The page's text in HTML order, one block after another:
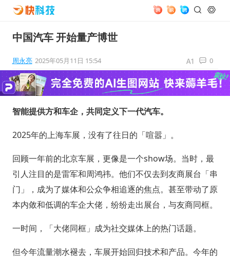
中国汽车 开始量产博世
周永亮 2025年05月11日 15:54 0
智能提供方和车企，共同定义下一代汽车。
2025年的上海车展，没有了往日的「喧嚣」。
回顾一年前的北京车展，更像是一个show场。当时，最
引人注目的是雷军和周鸿祎。他们不仅去到友商展台「串
门」，成为了媒体和公众争相追逐的焦点。甚至带动了原
本内敛和低调的车企大佬，纷纷走出展台，与友商同框。
一时间，「大佬同框」成为社交媒体上的热门话题。
但今年流量潮水褪去，车展开始回归技术和产品。今年的